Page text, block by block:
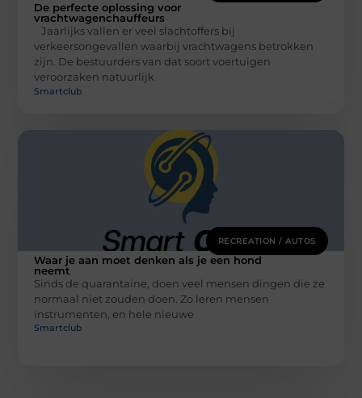
De perfecte oplossing voor
vrachtwagenchauffeurs
Jaarlijks vallen er veel slachtoffers bij
verkeersongevallen waarbij vrachtwagens betrokken
zijn. De bestuurders van dat soort voertuigen
veroorzaken natuurlijk
Smartclub
RECREATION / AUTOS
Waar je aan moet denken als je een hond
neemt
Sinds de quarantaine, doen veel mensen dingen die ze
normaal niet zouden doen. Zo leren mensen
instrumenten, en hele nieuwe
Smartclub